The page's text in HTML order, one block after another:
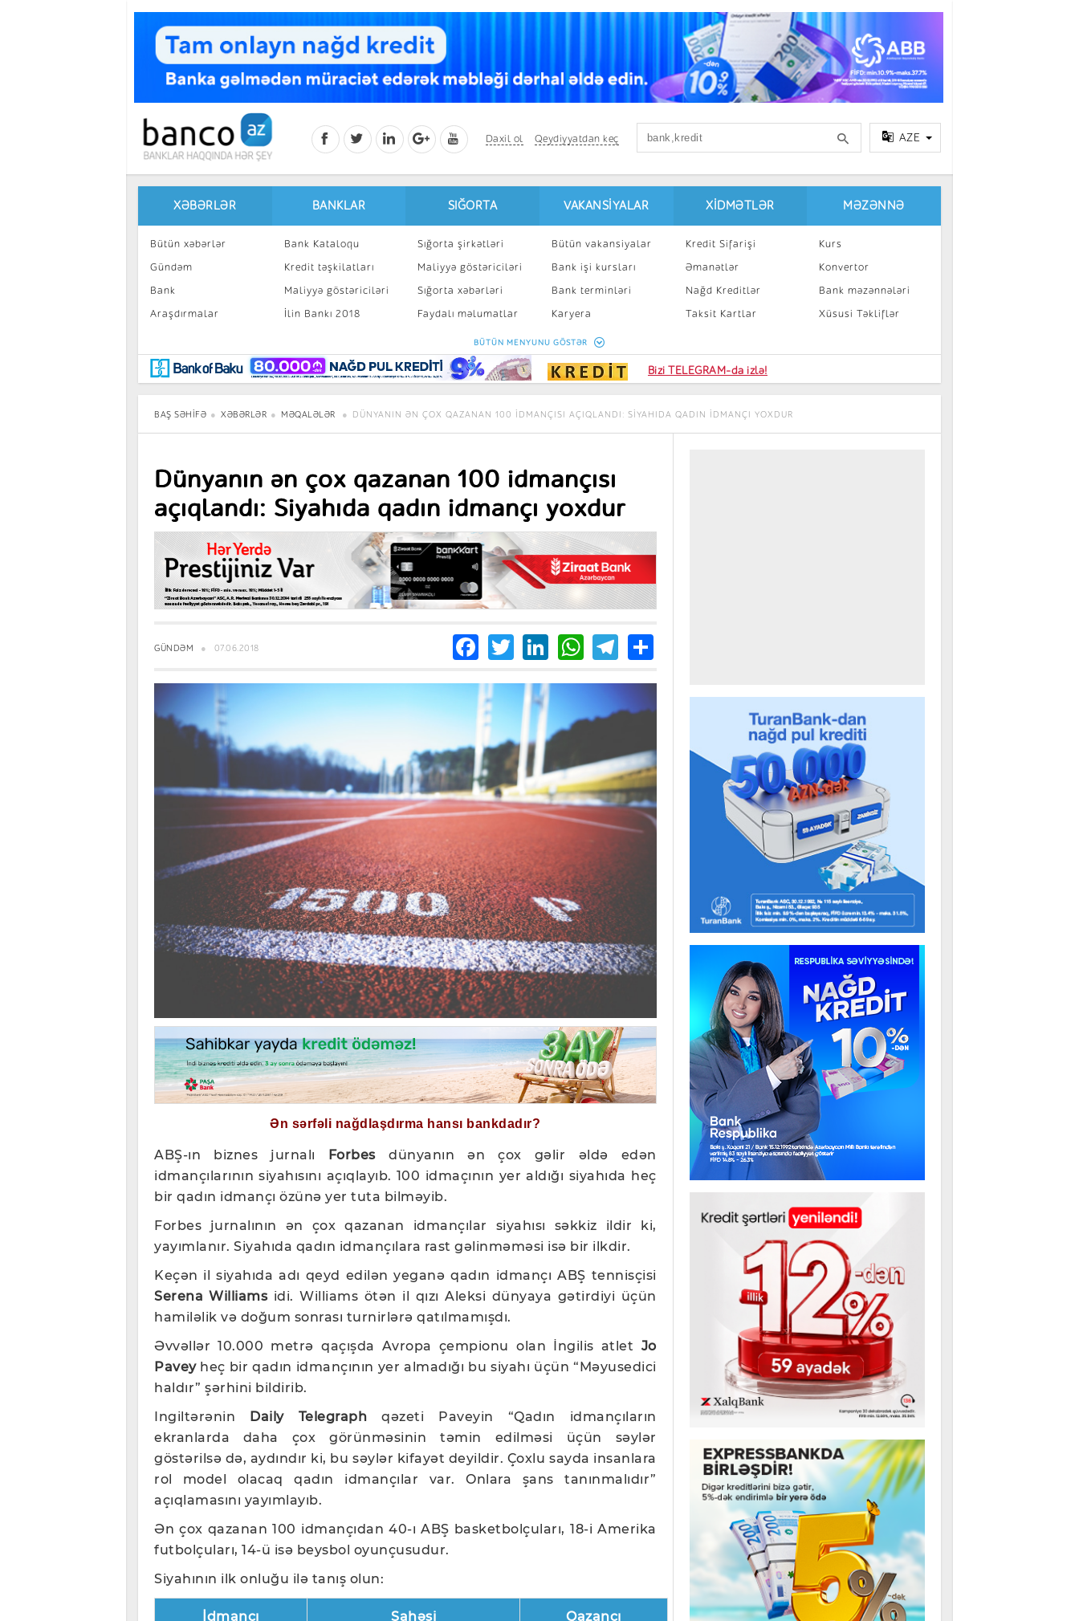
Daxil ol Qeydiyyatdan keç AZE
XƏBƏRLƏR
Bütün xəbərlər
Gündəm
Bank
Araşdırmalar
Maraqlı
BancoTV
Müsahibə
BANKLAR
Bank Kataloqu
Kredit təşkilatları
Maliyyə göstəriciləri
İlin Bankı 2018
SIĞORTA
Sığorta şirkətləri
Maliyyə göstəriciləri
Sığorta xəbərləri
Faydalı məlumatlar
Sığorta kalkulyatoru
VAKANSIYALAR
Bütün vakansiyalar
Bank işi kursları
Bank terminləri
Karyera
Peşakar inkişaf
XIDMƏTLƏR
Kredit Sifarişi
Əmanətlər
Nağd Kreditlər
Taksit Kartlar
Kart sifarişi
MƏZƏNNƏ
Kurs
Konvertor
Bank məzənnələri
Xüsusi Təkliflər
BÜTÜN MENYUNU GÖSTƏR
Bizi TELEGRAM-da izlə!
BAŞ SƏHIFƏ XƏBƏRLƏR MƏQALƏLƏR DÜNYANIN ƏN ÇOX QAZANAN 100 IDMANÇISI AÇIQLANDI: SIYAHIDA QADIN IDMANÇI YOXDUR
Dünyanın ən çox qazanan 100 idmançısı
açıqlandı: Siyahıda qadın idmançı yoxdur
GÜNDƏM 07.06.2018 Facebook
TwitterLinkedIn
WhatsApp
Telegram
Share
Ən sərfəli nağdlaşdırma hansı bankdadır?
ABŞ-ın biznes jurnalı Forbesdünyanın ən çox gəlir əldə edən
idmançılarının siyahısını açıqlayıb. 100 idmaçının yer aldığı siyahıda heç
bir qadın idmançı özünə yer tuta bilməyib.
Forbes jurnalının ən çox qazanan idmançılar siyahısı səkkiz ildir ki,
yayımlanır. Siyahıda qadın idmançılara rast gəlinməməsi isə bir ilkdir.
Keçən il siyahıda adı qeyd edilən yeganə qadın idmançı ABŞ tennisçisi
Serena Williamsidi. Williams ötən il qızı Aleksi dünyaya gətirdiyi üçün
hamiləlik və doğum sonrası turnirlərə qatılmamışdı.
Əvvəllər 10.000 metrə qaçışda Avropa çempionu olan İngilis atlet Jo
Paveyheç bir qadın idmançının yer almadığı bu siyahı üçün “Məyusedici
haldır” şərhini bildirib.
Ingiltərənin
Daily Telegraph qəzeti Paveyin “Qadın idmançıların
ekranlarda daha çox görünməsinin təmin edilməsi üçün səylər
göstərilsə də, aydındır ki, bu səylər kifayət deyildir. Çoxlu sayda insanlara
rol model olacaq qadın idmançılar var. Onlara şans tanınmalıdır”
açıqlamasını yayımlayıb.
Ən çox qazanan 100 idmançıdan 40-ı ABŞ basketbolçuları, 18-i Amerika
futbolçuları, 14-ü isə beysbol oyunçusudur.
Siyahının ilk onluğu ilə tanış olun:
İdmançı Sahəsi Qazancı